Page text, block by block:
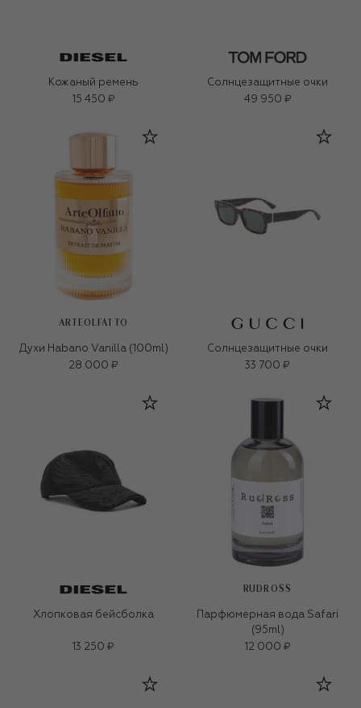
Кожаный ремень
15 450 ₽
Солнцезащитные очки
49 950 ₽
ARTEOLFATTO
Духи Habano Vanilla (100ml)
28 000 ₽
Солнцезащитные очки
33 700 ₽
Хлопковая бейсболка
13 250 ₽
RUDROSS
Парфюмерная вода Safari
(95ml)
12 000 ₽